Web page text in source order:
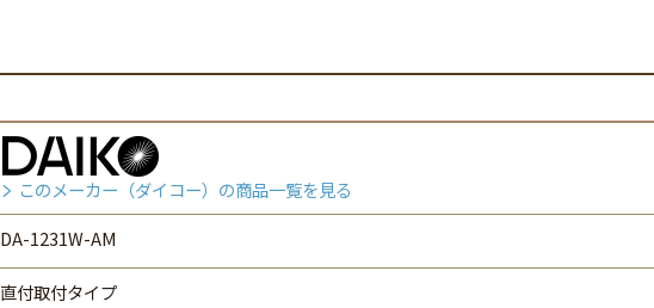
このメーカー（ダイコー）の商品一覧を見る
DA-1231W-AM
直付取付タイプ